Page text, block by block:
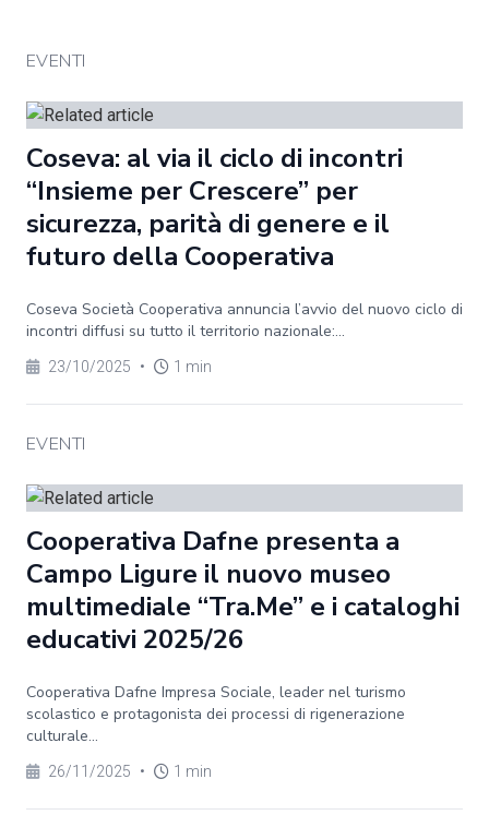
EVENTI
Coseva: al via il ciclo di incontri
“Insieme per Crescere” per
sicurezza, parità di genere e il
futuro della Cooperativa
Coseva Società Cooperativa annuncia l’avvio del nuovo ciclo di
incontri diffusi su tutto il territorio nazionale:...
23/10/2025 • 1 min
EVENTI
Cooperativa Dafne presenta a
Campo Ligure il nuovo museo
multimediale “Tra.Me” e i cataloghi
educativi 2025/26
Cooperativa Dafne Impresa Sociale, leader nel turismo
scolastico e protagonista dei processi di rigenerazione
culturale...
26/11/2025 • 1 min